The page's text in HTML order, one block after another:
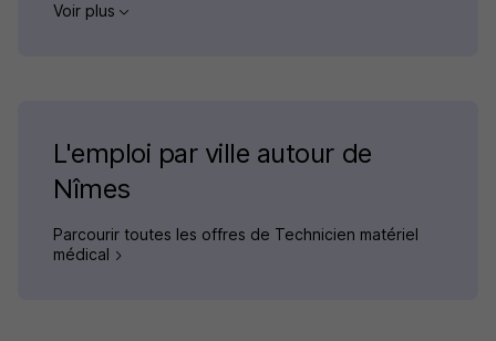
Voir plus
L'emploi par ville autour de
Nîmes
Parcourir toutes les offres de Technicien matériel
médical